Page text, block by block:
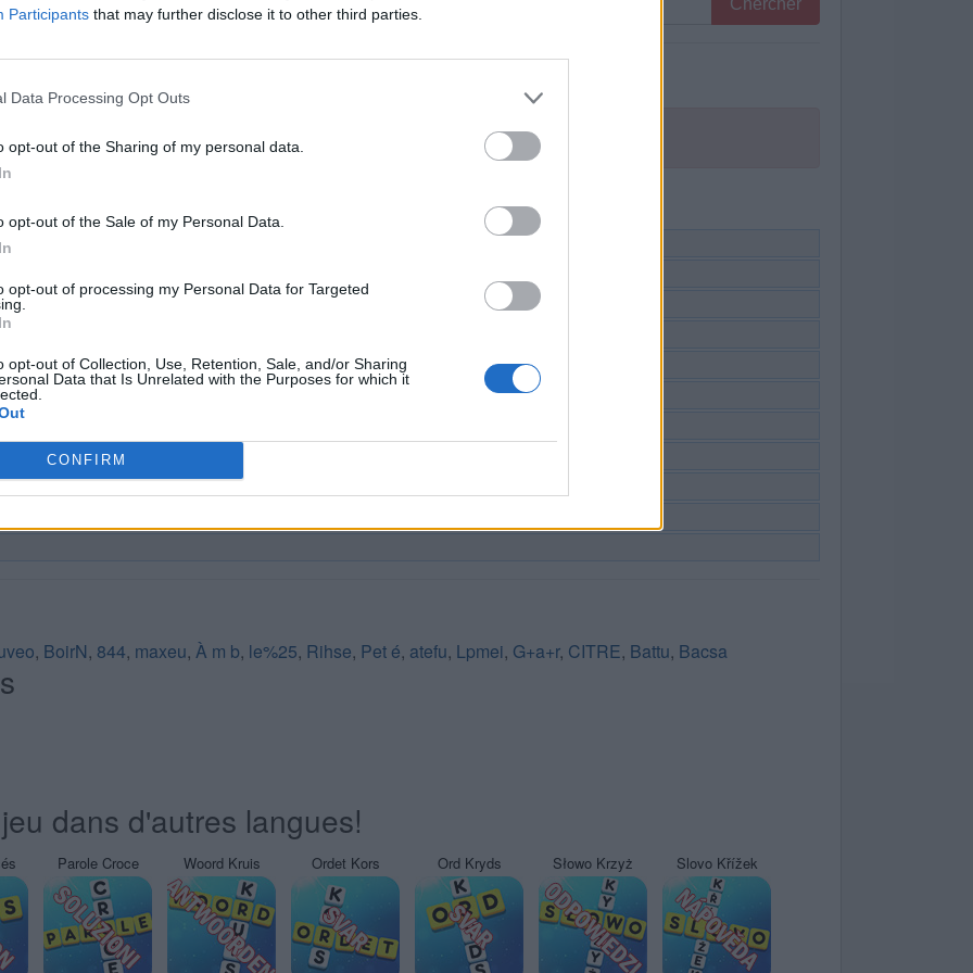
Participants that may further disclose it to other third parties.
Data Processing Opt Outs
opt-out of the Sharing of my personal data.
opt-out of the Sale of my Personal Data.
opt-out of processing my Personal Data for Targeted
opt-out of Collection, Use, Retention, Sale, and/or Sharing
Data that Is Unrelated with the Purposes for which it
CONFIRM
Sélectionnez votre puzzle:
, BoirN, 844, maxeu, À m b, le%25, Rihse, Pet é, atefu, Lpmei, G+a+r, CITRE, Battu, Bacsa
dans d'autres langues!
Parole Croce Woord Kruis Ordet Kors Ord Kryds Słowo Krzyż Slovo Křížek